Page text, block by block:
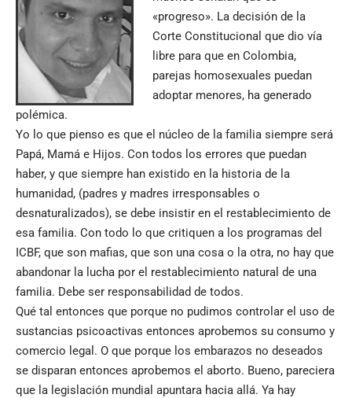
«progreso». La decisión de la
Corte Constitucional que dio vía
libre para que en Colombia,
parejas homosexuales puedan
adoptar menores, ha generado
polémica.
Yo lo que pienso es que el núcleo de la familia siempre será
Papá, Mamá e Hijos. Con todos los errores que puedan
haber, y que siempre han existido en la historia de la
humanidad, (padres y madres irresponsables o
desnaturalizados), se debe insistir en el restablecimiento de
esa familia. Con todo lo que critiquen a los programas del
ICBF, que son mafias, que son una cosa o la otra, no hay que
abandonar la lucha por el restablecimiento natural de una
familia. Debe ser responsabilidad de todos.
Qué tal entonces que porque no pudimos controlar el uso de
sustancias psicoactivas entonces aprobemos su consumo y
comercio legal. O que porque los embarazos no deseados
se disparan entonces aprobemos el aborto. Bueno, pareciera
que la legislación mundial apuntara hacia allá. Ya hay